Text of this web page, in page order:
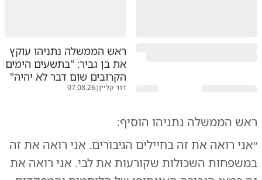
ראש הממשלה נתניהו עוקץ
את בן גביר: "בתשעים הימים
הקרובים שום דבר לא יהיה"
דוד קליין|
07.08.26
ראש הממשלה נתניהו הוסיף:
״אני רואה את זה בחיילים הגיבורים. אני רואה את זה
במשפחות השכולות שקורעות את לבי. אני רואה את